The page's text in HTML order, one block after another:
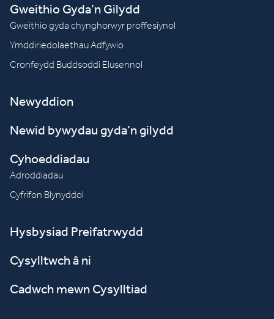
Gweithio Gyda’n Gilydd
Gweithio gyda chynghorwyr proffesiynol
Ymddiriedolaethau Adfywio
Cronfeydd Buddsoddi Elusennol
Newyddion
Newid bywydau gyda’n gilydd
Cyhoeddiadau
Adroddiadau
Cyfrifon Blynyddol
Hysbysiad Preifatrwydd
Cysylltwch â ni
Cadwch mewn Cysylltiad